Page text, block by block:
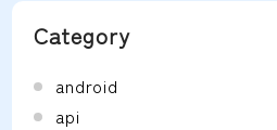
Category
android
api